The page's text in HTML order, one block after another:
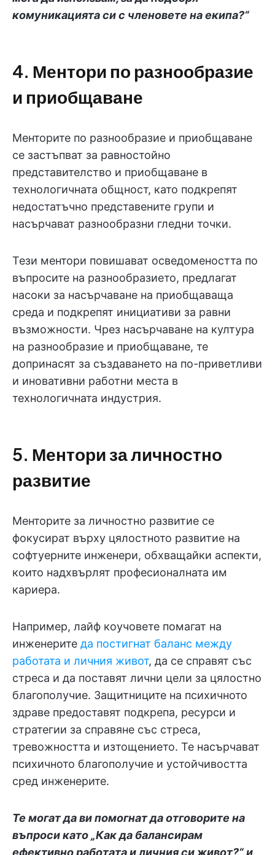
комуникацията си с членовете на екипа?“
4. Ментори по разнообразие
и приобщаване
Менторите по разнообразие и приобщаване
се застъпват за равностойно
представителство и приобщаване в
технологичната общност, като подкрепят
недостатъчно представените групи и
насърчават разнообразни гледни точки.
Тези ментори повишават осведомеността по
въпросите на разнообразието, предлагат
насоки за насърчаване на приобщаваща
среда и подкрепят инициативи за равни
възможности. Чрез насърчаване на култура
на разнообразие и приобщаване, те
допринасят за създаването на по-приветливи
и иновативни работни места в
технологичната индустрия.
5. Ментори за личностно
развитие
Менторите за личностно развитие се
фокусират върху цялостното развитие на
софтуерните инженери, обхващайки аспекти,
които надхвърлят професионалната им
кариера.
Например, лайф коучовете помагат на
инженерите да постигнат баланс между
работата и личния живот, да се справят със
стреса и да поставят лични цели за цялостно
благополучие. Защитниците на психичното
здраве предоставят подкрепа, ресурси и
стратегии за справяне със стреса,
тревожността и изтощението. Те насърчават
психичното благополучие и устойчивостта
сред инженерите.
Те могат да ви помогнат да отговорите на
въпроси като „Как да балансирам
ефективно работата и личния си живот?“ и